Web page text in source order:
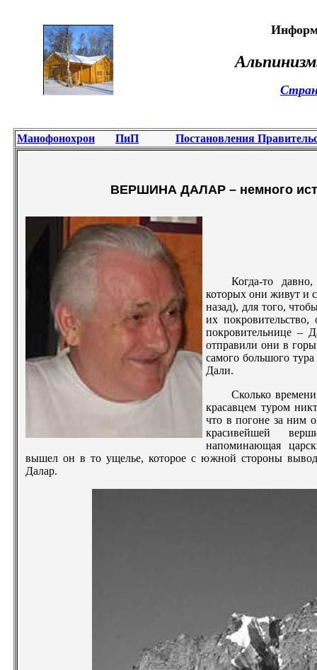
Альпинизм
Манофонохрон ПиП Постановления
ВЕРШИНА ДАЛАР – немного
Когда-то
которых они живут и
назад), для того,
их
покровительнице –
отправили они в
самого большого
Дали.
Сколько
красавцем туром
что в погоне за ним
красивейшей
напоминающая
вышел он в то ущелье, которое с южной стороны
Далар.